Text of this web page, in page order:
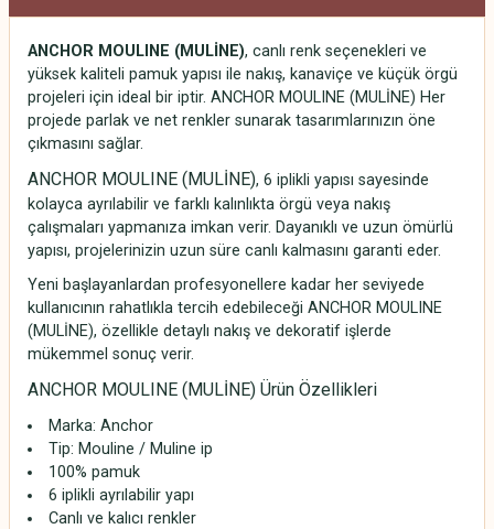
ANCHOR MOULINE (MULİNE), canlı renk seçenekleri ve
yüksek kaliteli pamuk yapısı ile nakış, kanaviçe ve küçük örgü
projeleri için ideal bir iptir. ANCHOR MOULINE (MULİNE) Her
projede parlak ve net renkler sunarak tasarımlarınızın öne
çıkmasını sağlar.
ANCHOR MOULINE (MULİNE), 6 iplikli yapısı sayesinde
kolayca ayrılabilir ve farklı kalınlıkta örgü veya nakış
çalışmaları yapmanıza imkan verir. Dayanıklı ve uzun ömürlü
yapısı, projelerinizin uzun süre canlı kalmasını garanti eder.
Yeni başlayanlardan profesyonellere kadar her seviyede
kullanıcının rahatlıkla tercih edebileceği ANCHOR MOULINE
(MULİNE), özellikle detaylı nakış ve dekoratif işlerde
mükemmel sonuç verir.
ANCHOR MOULINE (MULİNE) Ürün Özellikleri
Marka:Anchor
Tip: Mouline / Muline ip
100% pamuk
6 iplikli ayrılabilir yapı
Canlı ve kalıcı renkler